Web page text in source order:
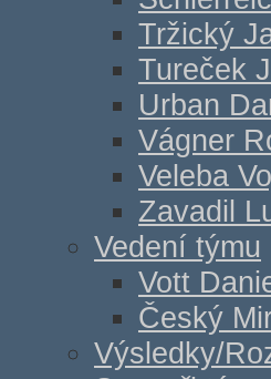
Tržický
Tureček
Urban
Vágner
Veleba
Zavadil
Vedení týmu
Vott
Český
Výsledky/